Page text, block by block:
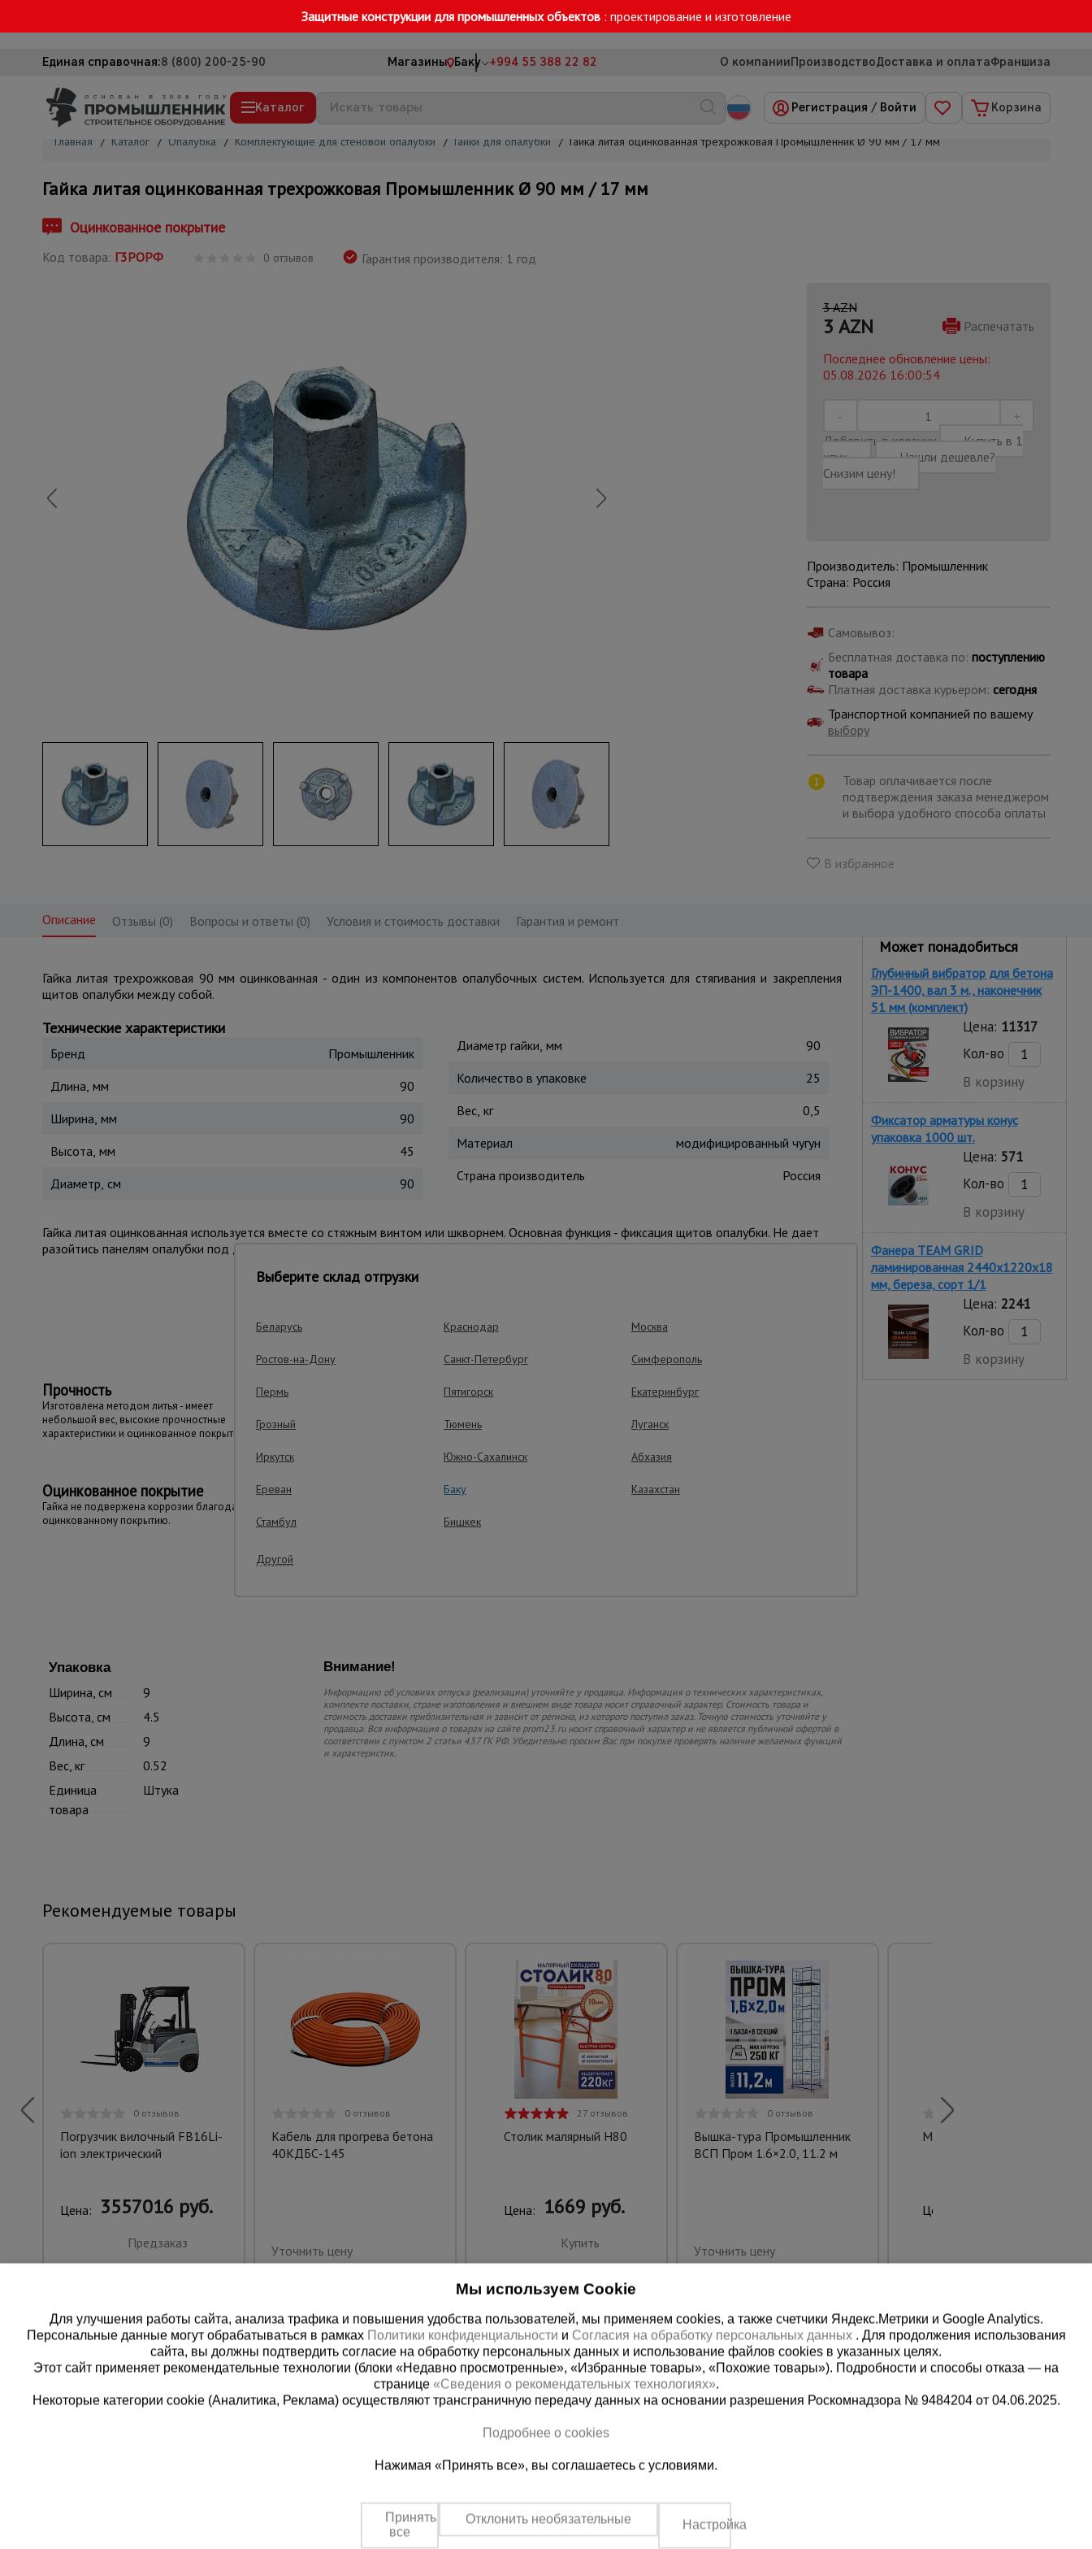
Защитные конструкции для промышленных объектов : проектирование и изготовление
Единая справочная:8 (800) 200-25-90 Магазины Баку +994 55 388 22 82 О компанииПроизводствоДоставка и оплатаФраншиза
Каталог
Вышки-туры
Сетка, тенты, брезенты
Вибротехника для строительства
Оборудование для работы с арматурой
Оборудование для бетонных работ
Техника для склада
Тачки строительные и садовые
Лестницы и стремянки
Штукатурные комплекты
Сварочные аппараты
всех
Регистрация / Войти Корзина
Главная / Каталог / Опалубка / Комплектующие для стеновой опалубки / Гайки для опалубки / Гайка литая оцинкованная трехрожковая Промышленник Ø 90 мм / 17 мм
Гайка литая оцинкованная трехрожковая Промышленник Ø 90 мм / 17 мм
Оцинкованное покрытие
Код товара: Г3РОРФ 0 отзывов Гарантия производителя: 1 год
3 AZN
3 AZN
Распечатать
Последнее обновление цены:
05.08.2026 16:00:54
Добавить в корзину
Купить в 1
клик
Нашли дешевле?
Снизим цену!
Производитель: Промышленник
Страна: Россия
Самовывоз:
Бесплатная доставка по: поступлению
товара
Платная доставка курьером: сегодня
Транспортной компанией по вашему
выбору
Товар оплачивается после
подтверждения заказа менеджером
и выбора удобного способа оплаты
В избранное
Описание Отзывы (0) Вопросы и ответы (0) Условия и стоимость доставки Гарантия и ремонт
Гайка литая трехрожковая 90 мм оцинкованная - один из компонентов опалубочных систем. Используется для стягивания и закрепления
щитов опалубки между собой.
Технические характеристики
Бренд
Промышленник
Длина, мм
90
Ширина, мм
90
Высота, мм
45
Диаметр, см
90
Диаметр гайки, мм
90
Количество в упаковке
25
Вес, кг
0,5
Материал
модифицированный чугун
Страна производитель
Россия
Гайка литая оцинкованная используется вместе со стяжным винтом или шкворнем. Основная функция - фиксация щитов опалубки. Не дает
разойтись панелям опалубки под давлением цементной смеси. Изготовлена методом литья.
Прочность
Изготовлена методом литья - имеет
небольшой вес, высокие прочностные
характеристики и оцинкованное покрытие
Оцинкованное покрытие
Гайка не подвержена коррозии благодаря
оцинкованному покрытию.
Простота работы
или шкворнем. Рекомендовано
использование шайбы под стяжку.
Многократное использование
Упаковка
Ширина, см
9
Высота, см
4.5
Длина, см
9
Вес, кг
0.52
Единица
товара
Штука
Внимание!
Информацию об условиях отпуска (реализации) уточняйте у продавца. Информация о технических характеристиках,
комплекте поставки, стране изготовления и внешнем виде товара носит справочный характер. Стоимость товара и
стоимость доставки приблизительная и зависит от региона, из которого поступил заказ. Точную стоимость уточняйте у
продавца. Вся информация о товарах на сайте prom23.ru носит справочный характер и не является публичной офертой в
соответствии с пунктом 2 статьи 437 ГК РФ. Убедительно просим Вас при покупке проверять наличие желаемых функций
и характеристик.
Может понадобиться
Глубинный вибратор для бетона
ЭП-1400, вал 3 м., наконечник
51 мм (комплект)
Цена: 11317
Кол-во
В корзину
Фиксатор арматуры конус
упаковка 1000 шт.
Цена: 571
Кол-во
В корзину
Фанера TEAM GRID
ламинированная 2440х1220х18
мм, береза, сорт 1/1
Цена: 2241
Кол-во
В корзину
Рекомендуемые товары
0 отзывов
Погрузчик вилочный FB16Li-
ion электрический
Цена: 3557016 руб.
Предзаказ
0 отзывов
Кабель для прогрева бетона
40КДБС-145
Уточнить цену
27 отзывов
Столик малярный H80
Цена: 1669 руб.
Купить
0 отзывов
Вышка-тура Промышленник
ВСП Пром 1.6×2.0, 11.2 м
Уточнить цену
Молоток TeaM 1000H
Цена:
8 (800) 200-25-90
бесплатно по России
+994 55 388 22 82
Пн.-Пт. 9:00 - 18:00 Сб. 10:00-14:00 Вс. выходной
Выберите склад отгрузки
Беларусь Краснодар Москва
Ростов-на-Дону Санкт-Петербург Симферополь
Пермь Пятигорск Екатеринбург
Грозный Тюмень Луганск
Иркутск Южно-Сахалинск Абхазия
Ереван Баку Казахстан
Стамбул Бишкек
Другой
Мы используем Cookie
Для улучшения работы сайта, анализа трафика и повышения удобства пользователей, мы применяем cookies, а также счетчики Яндекс.Метрики и Google Analytics.
Персональные данные могут обрабатываться в рамках Политики конфиденциальности и Согласия на обработку персональных данных . Для продолжения использования
сайта, вы должны подтвердить согласие на обработку персональных данных и использование файлов cookies в указанных целях.
Этот сайт применяет рекомендательные технологии (блоки «Недавно просмотренные», «Избранные товары», «Похожие товары»). Подробности и способы отказа — на
странице «Сведения о рекомендательных технологиях».
Некоторые категории cookie (Аналитика, Реклама) осуществляют трансграничную передачу данных на основании разрешения Роскомнадзора № 9484204 от 04.06.2025.
Подробнее о cookies
Нажимая «Принять все», вы соглашаетесь с условиями.
Принять
все
Отклонить необязательные Настройка